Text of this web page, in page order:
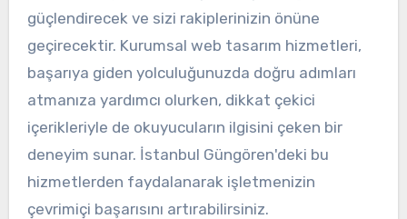
güçlendirecek ve sizi rakiplerinizin önüne
geçirecektir. Kurumsal web tasarım hizmetleri,
başarıya giden yolculuğunuzda doğru adımları
atmanıza yardımcı olurken, dikkat çekici
içerikleriyle de okuyucuların ilgisini çeken bir
deneyim sunar. İstanbul Güngören'deki bu
hizmetlerden faydalanarak işletmenizin
çevrimiçi başarısını artırabilirsiniz.